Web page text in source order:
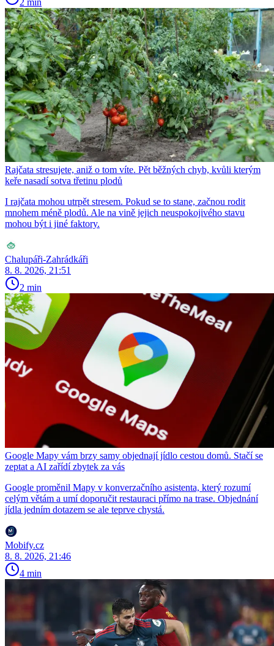
Rajčata stresujete, aniž o tom víte. Pět běžných chyb, kvůli kterým
keře nasadí sotva třetinu plodů
I rajčata mohou utrpět stresem. Pokud se to stane, začnou rodit
mnohem méně plodů. Ale na vině jejich neuspokojivého stavu
mohou být i jiné faktory.
Chalupáři-Zahrádkáři
8. 8. 2026, 21:51
2 min
Google Mapy vám brzy samy objednají jídlo cestou domů. Stačí se
zeptat a AI zařídí zbytek za vás
Google proměnil Mapy v konverzačního asistenta, který rozumí
celým větám a umí doporučit restauraci přímo na trase. Objednání
jídla jedním dotazem se ale teprve chystá.
Mobify.cz
8. 8. 2026, 21:46
4 min